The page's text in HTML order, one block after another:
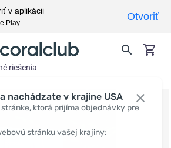
nachádzate v krajine USA
ktorá prijíma objednávky pre
stránku vašej krajiny:
riešenia
v aplikácii
Play
Otvoriť